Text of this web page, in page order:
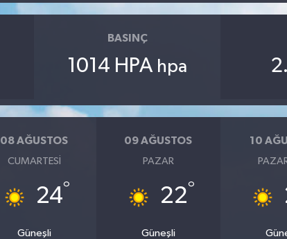
BASINÇ
1014 HPA hpa
08 AĞUSTOS
CUMARTESI
24°
Güneşli
09 AĞUSTOS
PAZAR
22°
Güneşli
10